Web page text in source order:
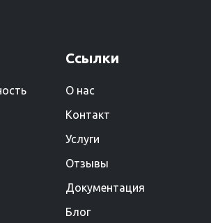
Ссылки
О нас
Kонтакт
Услуги
Отзывы
Документация
Блог